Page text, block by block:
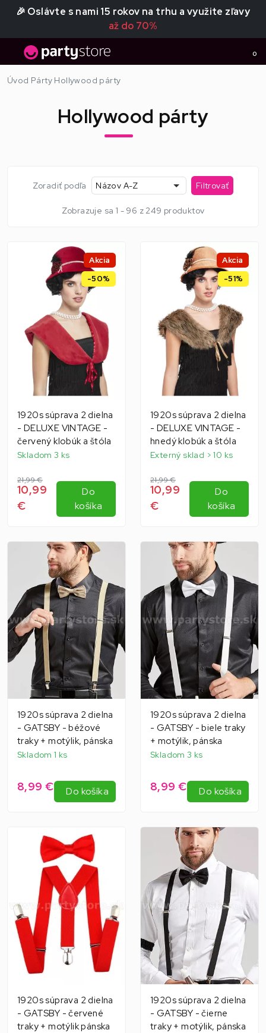
🎉 Oslávte s nami 15 rokov na trhu a využite zľavy
až do 70%
0
Úvod Párty Hollywood párty
Hollywood párty
Zoradiť podľa Názov A-Z Filtrovať
Zobrazuje sa 1 - 96 z 249 produktov
Akcia
-50%
1920s súprava 2 dielna
- DELUXE VINTAGE -
červený klobúk a štóla
Skladom 3 ks
21,99 €
10,99
€
Do
košíka
Akcia
-51%
1920s súprava 2 dielna
- DELUXE VINTAGE -
hnedý klobúk a štóla
Externý sklad > 10 ks
21,99 €
10,99
€
Do
košíka
1920s súprava 2 dielna
- GATSBY - béžové
traky + motýlik, pánska
Skladom 1 ks
8,99 € Do košíka
1920s súprava 2 dielna
- GATSBY - biele traky
+ motýlik, pánska
Skladom 3 ks
8,99 € Do košíka
1920s súprava 2 dielna
- GATSBY - červené
traky + motýlik pánska
1920s súprava 2 dielna
- GATSBY - čierne
traky + motýlik, pánska